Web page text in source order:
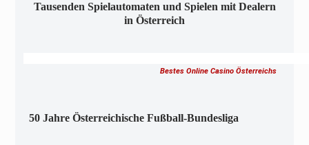
Tausenden Spielautomaten und Spielen mit Dealern
in Österreich
Bestes Online Casino Österreichs
50 Jahre Österreichische Fußball-Bundesliga